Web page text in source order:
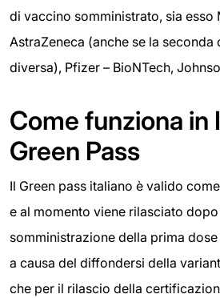
di vaccino somministrato, sia esso
AstraZeneca (anche se la
diversa), Pfizer – BioNTech,
Come funziona in
Green Pass
Il Green pass italiano è valido
e al momento viene rilasciato
somministrazione della prima
a causa del diffondersi della
che per il rilascio della